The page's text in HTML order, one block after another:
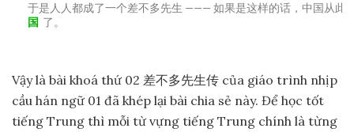
于是人人都成了一个差不多先生 ——— 如果是这样的话，中国从此
国 了。
Vậy là bài khoá thứ 02 差不多先生传 của giáo trình nhịp
cầu hán ngữ 01 đã khép lại bài chia sẻ này. Để học tốt
tiếng Trung thì mỗi từ vựng tiếng Trung chính là từng